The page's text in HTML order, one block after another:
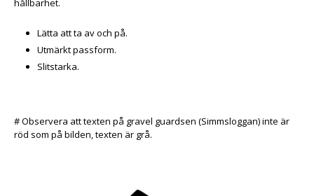
hållbarhet.
Lätta att ta av och på.
Utmärkt passform.
Slitstarka.
# Observera att texten på gravel guardsen (Simmsloggan) inte är
röd som på bilden, texten är grå.